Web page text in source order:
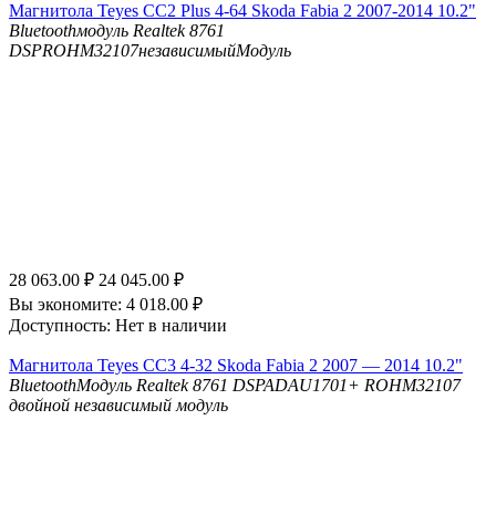
Магнитола Teyes CC2 Plus 4-64 Skoda Fabia 2 2007-2014 10.2"
Bluetoothмодуль Realtek 8761
DSPROHM32107независимыйМодуль
28 063.00 ₽ 24 045.00 ₽
Вы экономите: 4 018.00 ₽
Доступность: Нет в наличии
Магнитола Teyes CC3 4-32 Skoda Fabia 2 2007 — 2014 10.2"
BluetoothМодуль Realtek 8761 DSPADAU1701+ ROHM32107
двойной независимый модуль